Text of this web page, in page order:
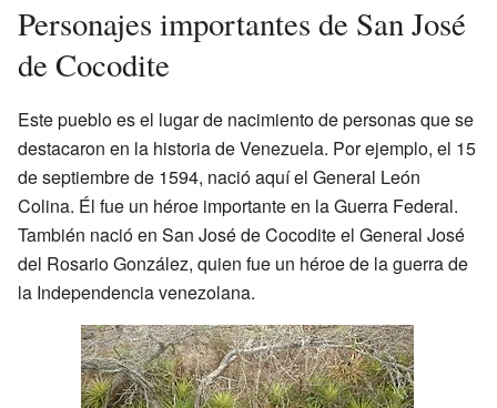
Personajes importantes de San José
de Cocodite
Este pueblo es el lugar de nacimiento de personas que se
destacaron en la historia de Venezuela. Por ejemplo, el 15
de septiembre de 1594, nació aquí el General León
Colina. Él fue un héroe importante en la Guerra Federal.
También nació en San José de Cocodite el General José
del Rosario González, quien fue un héroe de la guerra de
la Independencia venezolana.